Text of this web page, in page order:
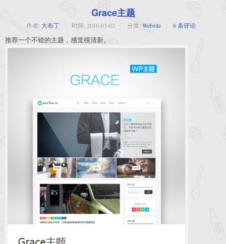
Grace主题
作者: 大布丁 时间: 2016-03-02 分类: Website 6 条评论
推荐一个不错的主题，感觉很清新。